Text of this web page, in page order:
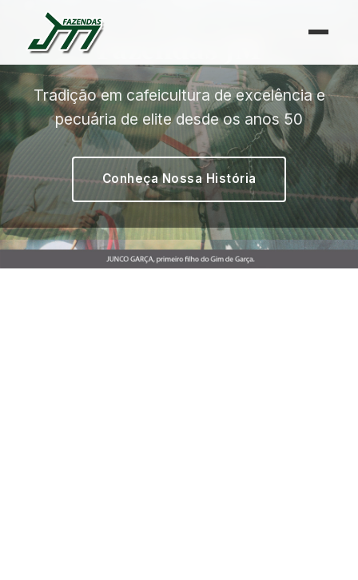
Fazendas JM
Tradição em cafeicultura de excelência e
pecuária de elite desde os anos 50
Conheça Nossa História